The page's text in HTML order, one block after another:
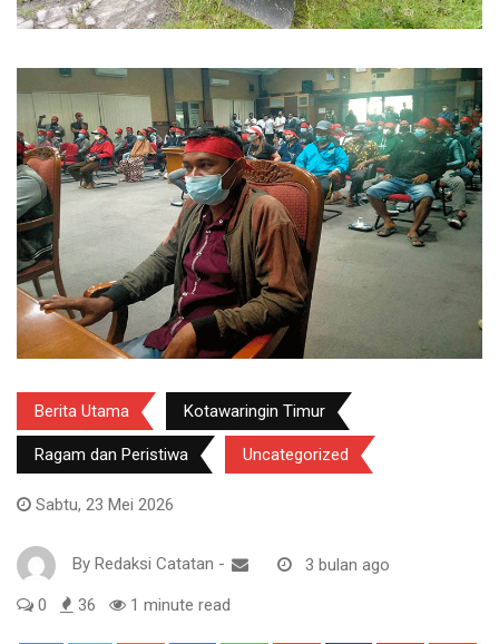
Berita Utama Kotawaringin Timur
Ragam dan Peristiwa Uncategorized
Sabtu, 23 Mei 2026
By Redaksi Catatan - 3 bulan ago
0 36 1 minute read